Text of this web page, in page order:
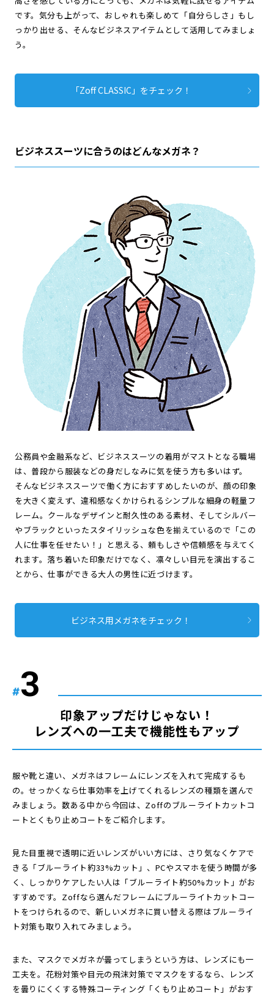
です。気分も上がって、おしゃれも楽しめて「自分らしさ」もし
っかり出せる、そんなビジネスアイテムとして活用してみましょ
う。
「Zoff CLASSIC」をチェック！
ビジネススーツに合うのはどんなメガネ？
公務員や金融系など、ビジネススーツの着用がマストとなる職場
は、普段から服装などの身だしなみに気を使う方も多いはず。
そんなビジネススーツで働く方におすすめしたいのが、顔の印象
を大きく変えず、違和感なくかけられるシンプルな細身の軽量フ
レーム。クールなデザインと耐久性のある素材、そしてシルバー
やブラックといったスタイリッシュな色を揃えているので「この
人に仕事を任せたい！」と思える、頼もしさや信頼感を与えてく
れます。落ち着いた印象だけでなく、凛々しい目元を演出するこ
とから、仕事ができる大人の男性に近づけます。
ビジネス用メガネをチェック！
#
印象アップだけじゃない！
レンズへの一工夫で機能性もアップ
服や靴と違い、メガネはフレームにレンズを入れて完成するも
の。せっかくなら仕事効率を上げてくれるレンズの種類を選んで
みましょう。数ある中から今回は、Zoffのブルーライトカットコ
ート とくもり止めコートをご紹介します。
見た目重視で透明に近いレンズがいい方には、さり気なくケアで
きる「ブルーライト約33%カット」、PCやスマホを使う時間が多
く、しっかりケアしたい人は「ブルーライト約50%カット」がお
すすめです。Zoffなら選んだフレームにブルーライトカットコー
トをつけられるので、新しいメガネに買い替える際はブルーライ
ト対策も取り入れてみましょう。
また、マスクでメガネが曇ってしまうという方は、レンズにも一
工夫を。花粉対策や目元の飛沫対策でマスクをするなら、レンズ
を曇りにくくする特殊コーティング「くもり止めコート」がおす